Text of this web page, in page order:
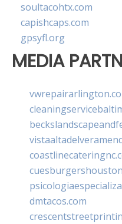
soultacohtx.com
capishcaps.com
gpsyfl.org
MEDIA
dmtacos.com